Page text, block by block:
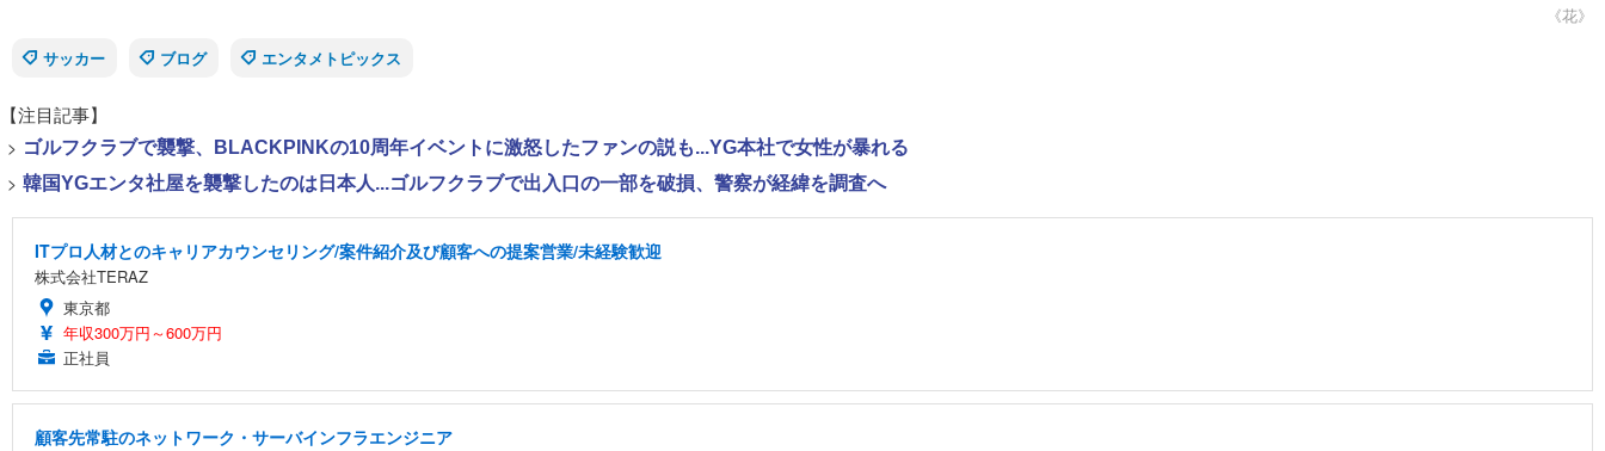
《花》
サッカー
ブログ エンタメトピックス
【注目記事】
> ゴルフクラブで襲撃、BLACKPINKの10周年イベントに激怒したファンの説も...YG本社で女性が暴れる
> 韓国YGエンタ社屋を襲撃したのは日本人...ゴルフクラブで出入口の一部を破損、警察が経緯を調査へ
ITプロ人材とのキャリアカウンセリング/案件紹介及び顧客への提案営業/未経験歓迎
株式会社TERAZ
東京都
年収300万円～600万円
正社員
顧客先常駐のネットワーク・サーバインフラエンジニア